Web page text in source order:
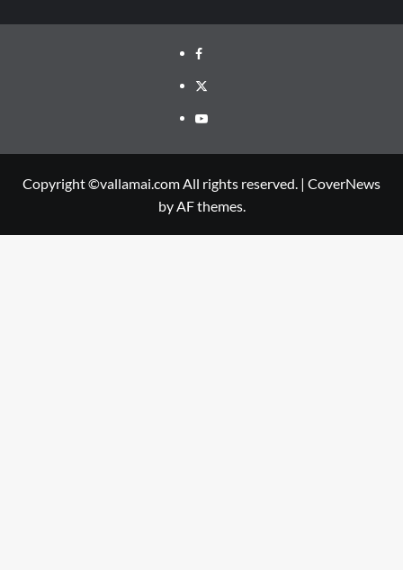
Facebook
Twitter
Youtube
Copyright ©vallamai.com All rights reserved. | CoverNews
by AF themes.